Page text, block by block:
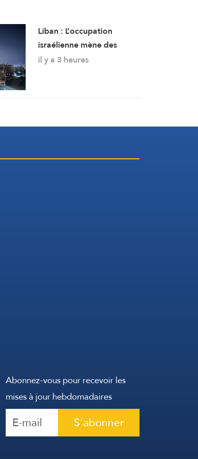
Liban : L’occupation
israélienne mène des
frappes sur Bourj el-
il y a 3 heures
Abonnez-vous pour recevoir les
mises à jour hebdomadaires
S'abonner